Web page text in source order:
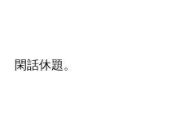
閑話休題。